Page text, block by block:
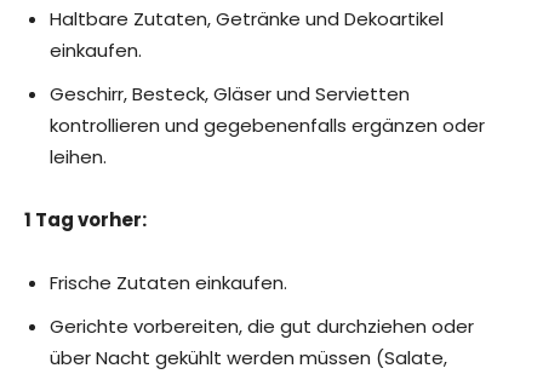
Haltbare Zutaten, Getränke und Dekoartikel
einkaufen.
Geschirr, Besteck, Gläser und Servietten
kontrollieren und gegebenenfalls ergänzen oder
leihen.
1 Tag vorher:
Frische Zutaten einkaufen.
Gerichte vorbereiten, die gut durchziehen oder
über Nacht gekühlt werden müssen (Salate,